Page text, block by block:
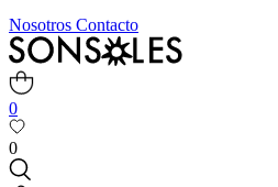
Nosotros Contacto
0
0